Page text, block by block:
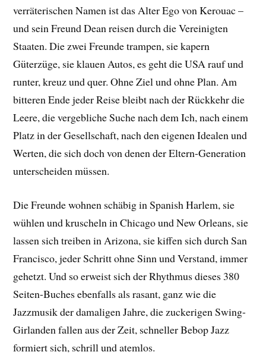
verräterischen Namen ist das Alter Ego von Kerouac –
und sein Freund Dean reisen durch die Vereinigten
Staaten. Die zwei Freunde trampen, sie kapern
Güterzüge, sie klauen Autos, es geht die USA rauf und
runter, kreuz und quer. Ohne Ziel und ohne Plan. Am
bitteren Ende jeder Reise bleibt nach der Rückkehr die
Leere, die vergebliche Suche nach dem Ich, nach einem
Platz in der Gesellschaft, nach den eigenen Idealen und
Werten, die sich doch von denen der Eltern-Generation
unterscheiden müssen.
Die Freunde wohnen schäbig in Spanish Harlem, sie
wühlen und kruscheln in Chicago und New Orleans, sie
lassen sich treiben in Arizona, sie kiffen sich durch San
Francisco, jeder Schritt ohne Sinn und Verstand, immer
gehetzt. Und so erweist sich der Rhythmus dieses 380
Seiten-Buches ebenfalls als rasant, ganz wie die
Jazzmusik der damaligen Jahre, die zuckerigen Swing-
Girlanden fallen aus der Zeit, schneller Bebop Jazz
formiert sich, schrill und atemlos.